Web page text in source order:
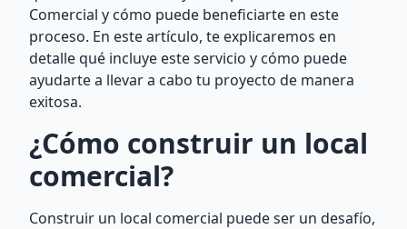
Comercial y cómo puede beneficiarte en este
proceso. En este artículo, te explicaremos en
detalle qué incluye este servicio y cómo puede
ayudarte a llevar a cabo tu proyecto de manera
exitosa.
¿Cómo construir un local
comercial?
Construir un local comercial puede ser un desafío,